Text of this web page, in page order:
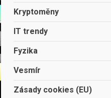
Kryptoměny
IT trendy
Fyzika
Vesmír
Zásady cookies (EU)